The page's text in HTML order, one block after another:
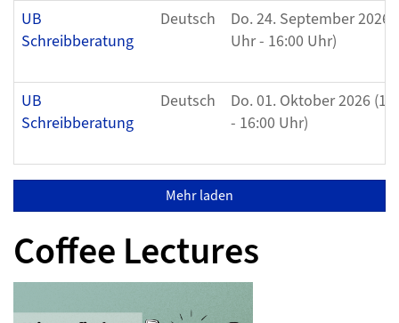
UB
Schreibberatung
Deutsch
Do. 24. September 2026
Uhr - 16:00 Uhr)
UB
Schreibberatung
Deutsch
Do. 01. Oktober 2026
- 16:00 Uhr)
Mehr laden
Coffee Lectures